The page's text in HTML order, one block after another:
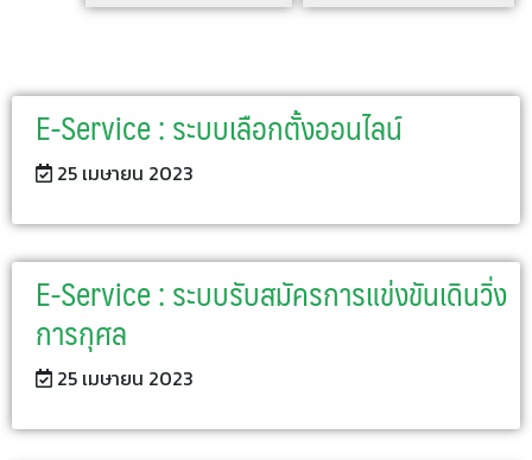
E-Service : ระบบเลือกตั้งออนไลน์
25 เมษายน 2023
E-Service : ระบบรับสมัครการแข่งขันเดินวิ่ง
การกุศล
25 เมษายน 2023